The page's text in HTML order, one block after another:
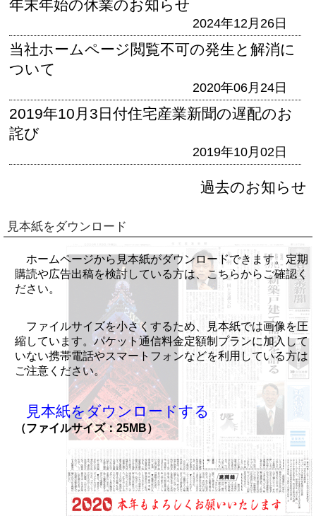
年末年始の休業のお知らせ
2024年12月26日
当社ホームページ閲覧不可の発生と解消に
ついて
2020年06月24日
2019年10月3日付住宅産業新聞の遅配のお
詫び
2019年10月02日
過去のお知らせ
見本紙をダウンロード
ホームページから見本紙がダウンロードできます。定期
購読や広告出稿を検討している方は、こちらからご確認く
ださい。
ファイルサイズを小さくするため、見本紙では画像を圧
縮しています。パケット通信料金定額制プランに加入して
いない携帯電話やスマートフォンなどを利用している方は
ご注意ください。
見本紙をダウンロードする
（ファイルサイズ：25MB）